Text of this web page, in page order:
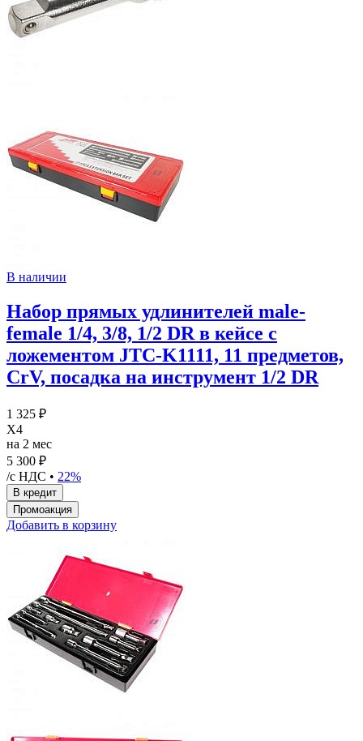
В наличии
Набор прямых удлинителей male-
female 1/4, 3/8, 1/2 DR в кейсе с
ложементом JTC-K1111, 11 предметов,
CrV, посадка на инструмент 1/2 DR
1 325 ₽
X4
на 2 мес
5 300 ₽
/с НДС • 22%
Добавить в корзину